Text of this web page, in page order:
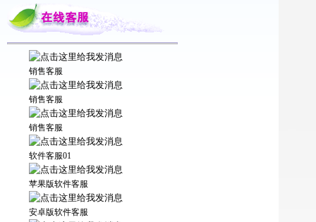
销售客服
销售客服
销售客服
软件客服01
苹果版软件客服
安卓版软件客服